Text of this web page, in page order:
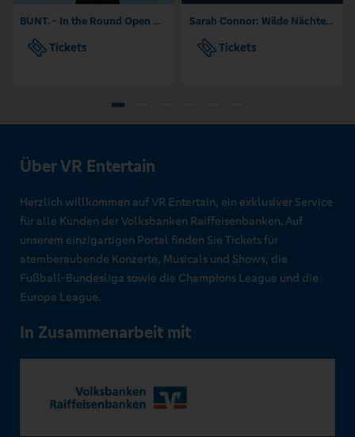
BUNT. - In the Round Open Air 2026
Tickets
Sarah Connor: Wilde Nächte - Open Air 2026
Tickets
Über VR Entertain
Herzlich willkommen auf VR Entertain, ein exklusiver Service
für alle Kunden der Volksbanken Raiffeisenbanken. Auf
unserem einzigartigen Portal finden Sie Tickets für
atemberaubende Konzerte, Musicals und Shows, die
Fußball-Bundesliga sowie die Champions League und die
Europa League.
In Zusammenarbeit mit